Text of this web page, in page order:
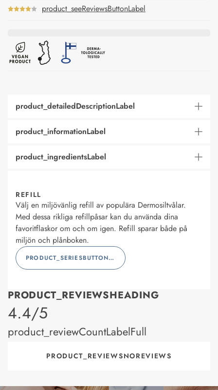
product_seeReviewsButtonLabel
product_detailedDescriptionLabel
product_informationLabel
product_ingredientsLabel
REFILL
Välj en miljövänlig refill av populära Dermosiltvålar.
Med dessa rikliga refillpåsar kan du använda dina
favoritflaskor om och om igen. Refill sparar både på
miljön och plånboken.
PRODUCT_SERIESBUTTONLABEL
PRODUCT_REVIEWSHEADING
product_rating
4.4/5
product_reviewCountLabelFull
PRODUCT_REVIEWSNOREVIEWS